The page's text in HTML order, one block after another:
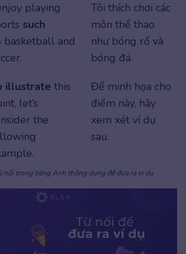
playing
such
basketball and
Tôi thích chơi các
môn thể thao
như bóng rổ và
bóng đá.
illustrate this
let’s
the
Để minh họa cho
điểm này, hãy
xem xét ví dụ
sau.
nối trong tiếng Anh thông dụng để đưa ra ví dụ